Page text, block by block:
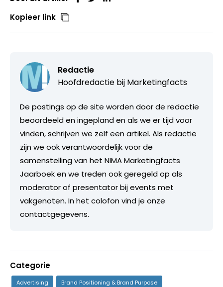
Kopieer link
Redactie
Hoofdredactie bij Marketingfacts
De postings op de site worden door de redactie
beoordeeld en ingepland en als we er tijd voor
vinden, schrijven we zelf een artikel. Als redactie
zijn we ook verantwoordelijk voor de
samenstelling van het NIMA Marketingfacts
Jaarboek en we treden ook geregeld op als
moderator of presentator bij events met
vakgenoten. In het colofon vind je onze
contactgegevens.
Categorie
Advertising
Brand Positioning & Brand Purpose